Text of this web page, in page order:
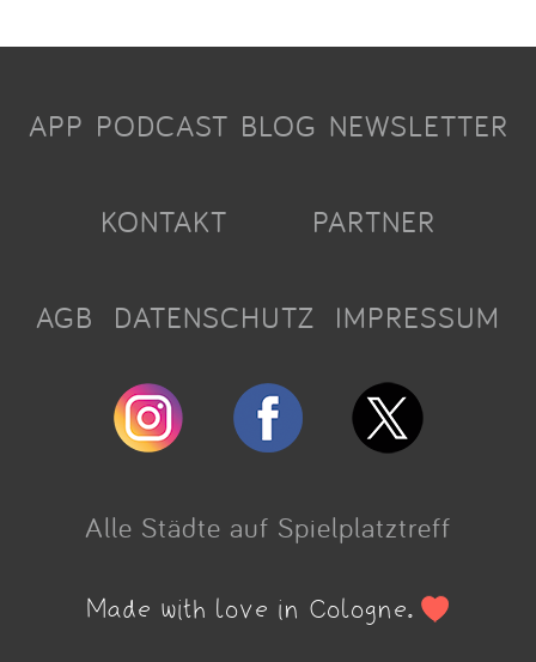
APP PODCAST BLOG NEWSLETTER
KONTAKT PARTNER
AGB DATENSCHUTZ IMPRESSUM
Alle Städte auf Spielplatztreff
Made with love in Cologne.